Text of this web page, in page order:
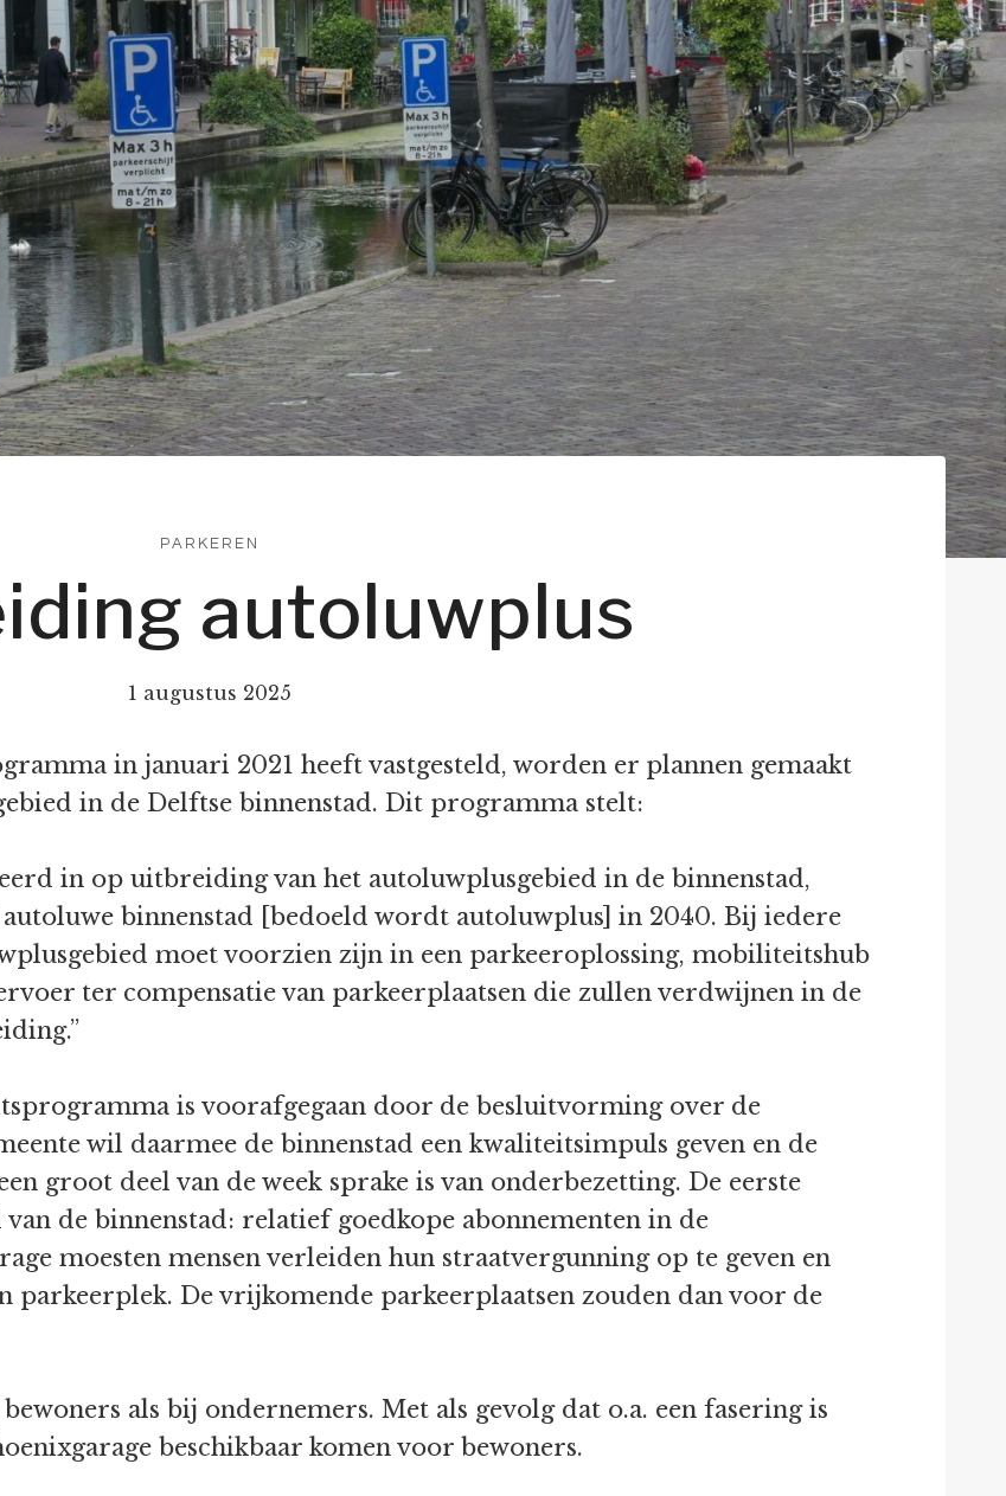
PARKEREN
autoluwplus
1 augustus 2025
in januari 2021 heeft vastgesteld, worden er plannen gemaakt
in de Delftse binnenstad. Dit programma stelt:
in op uitbreiding van het autoluwplusgebied in de binnenstad,
autoluwe binnenstad [bedoeld wordt autoluwplus] in 2040. Bij iedere
moet voorzien zijn in een parkeeroplossing, mobiliteitshub
ter compensatie van parkeerplaatsen die zullen verdwijnen in de
is voorafgegaan door de besluitvorming over de
wil daarmee de binnenstad een kwaliteitsimpuls geven en de
groot deel van de week sprake is van onderbezetting. De eerste
de binnenstad: relatief goedkope abonnementen in de
moesten mensen verleiden hun straatvergunning op te geven en
parkeerplek. De vrijkomende parkeerplaatsen zouden dan voor de
als bij ondernemers. Met als gevolg dat o.a. een fasering is
beschikbaar komen voor bewoners.